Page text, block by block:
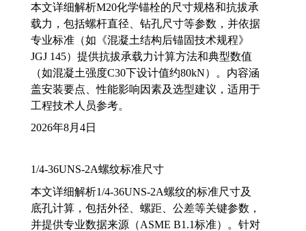
本文详细解析M20化学锚栓的尺寸规格和抗拔承
载力，包括螺杆直径、钻孔尺寸等参数，并依据
专业标准（如《混凝土结构后锚固技术规程》
JGJ 145）提供抗拔承载力计算方法和典型数值
（如混凝土强度C30下设计值约80kN）。内容涵
盖安装要点、性能影响因素及选型建议，适用于
工程技术人员参考。
2026年8月4日
1/4-36UNS-2A螺纹标准尺寸
本文详细解析1/4-36UNS-2A螺纹的标准尺寸及
底孔计算，包括外径、螺距、公差等关键参数，
并提供专业数据来源（ASME B1.1标准）。针对